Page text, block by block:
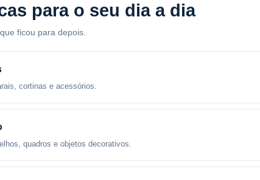
para o seu dia a dia
ficou para depois.
cortinas e acessórios.
quadros e objetos decorativos.